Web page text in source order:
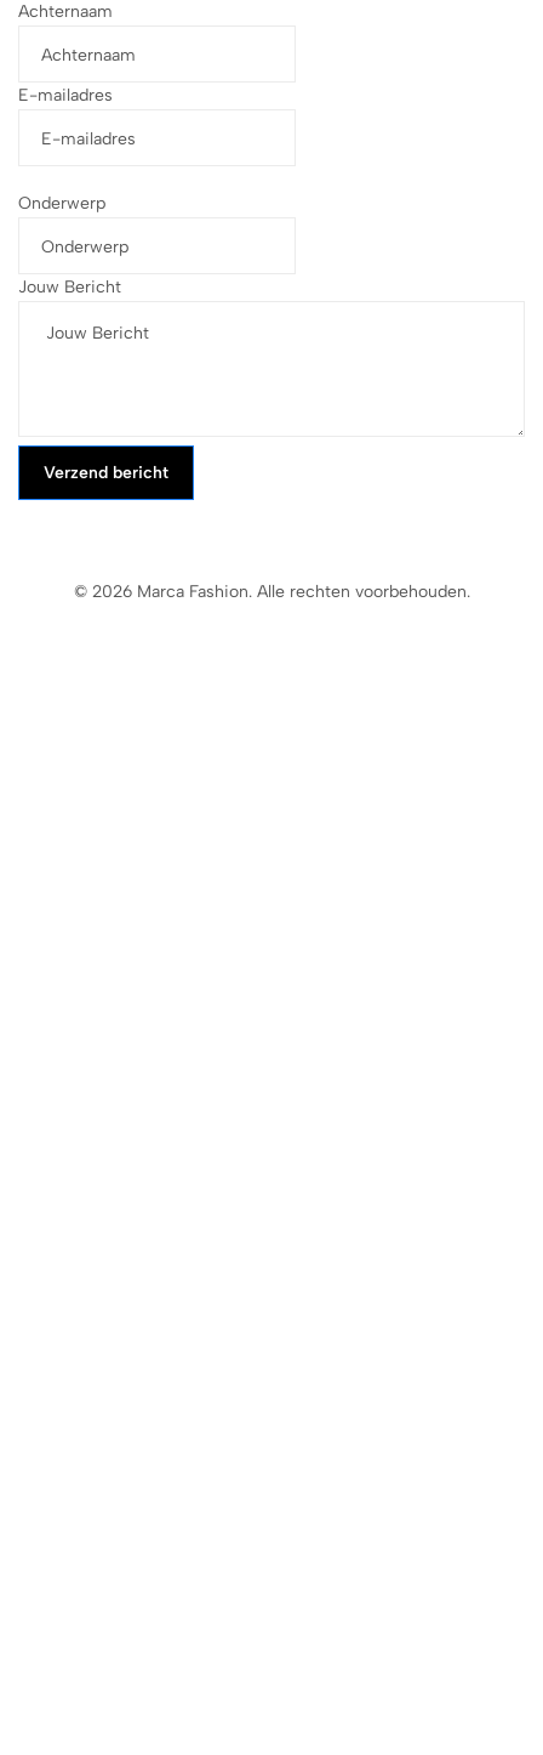
Achternaam
E-mailadres
Onderwerp
Jouw Bericht
Verzend bericht
© 2026 Marca Fashion. Alle rechten voorbehouden.